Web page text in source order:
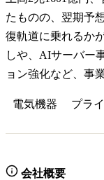
たものの、翌期予
復軌道に乗れるか
しや、AIサーバー
ョン強化など、事
電気機器 プラ
会社概要